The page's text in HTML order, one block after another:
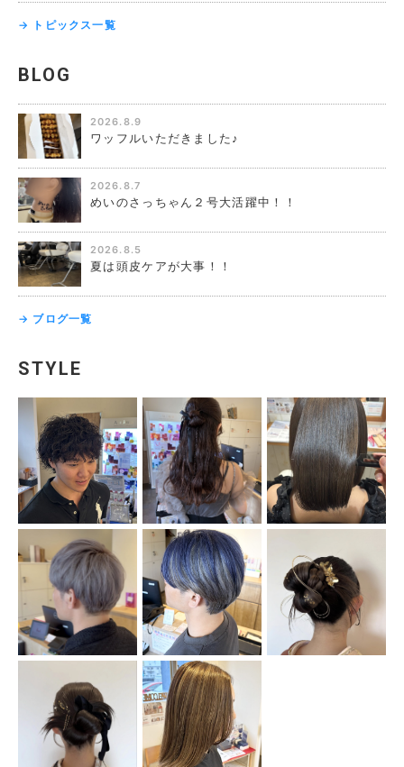
→ トピックス一覧
BLOG
2026.8.9
ワッフルいただきました♪
2026.8.7
めいのさっちゃん２号大活躍中！！
2026.8.5
夏は頭皮ケアが大事！！
→ ブログ一覧
STYLE